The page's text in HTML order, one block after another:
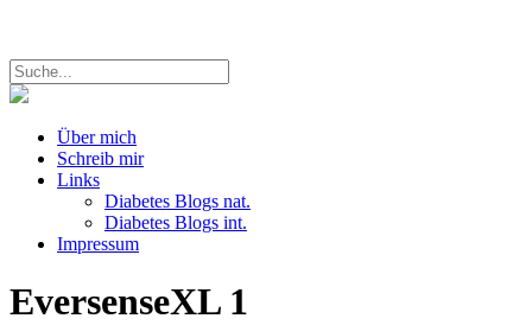
Über mich
Schreib mir
Links
Diabetes Blogs nat.
Diabetes Blogs int.
Impressum
EversenseXL 1